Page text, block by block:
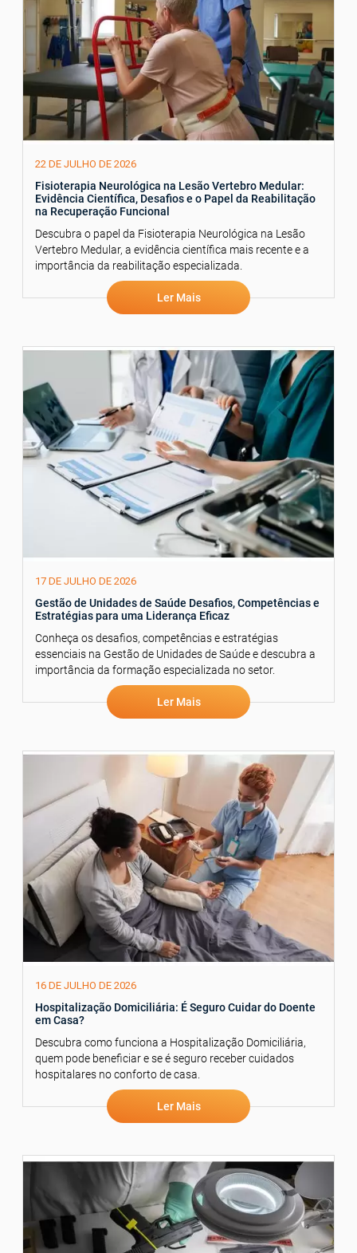
22 DE JULHO DE 2026
Fisioterapia Neurológica na Lesão Vertebro Medular:
Evidência Científica, Desafios e o Papel da Reabilitação
na Recuperação Funcional
Descubra o papel da Fisioterapia Neurológica na Lesão
Vertebro Medular, a evidência científica mais recente e a
importância da reabilitação especializada.
Ler Mais
17 DE JULHO DE 2026
Gestão de Unidades de Saúde Desafios, Competências e
Estratégias para uma Liderança Eficaz
Conheça os desafios, competências e estratégias
essenciais na Gestão de Unidades de Saúde e descubra a
importância da formação especializada no setor.
Ler Mais
16 DE JULHO DE 2026
Hospitalização Domiciliária: É Seguro Cuidar do Doente
em Casa?
Descubra como funciona a Hospitalização Domiciliária,
quem pode beneficiar e se é seguro receber cuidados
hospitalares no conforto de casa.
Ler Mais